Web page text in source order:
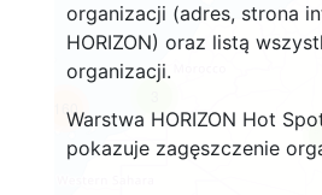
organizacji (adres, strona
HORIZON) oraz listą
organizacji.
Warstwa HORIZON Hot
pokazuje zagęszczenie
160